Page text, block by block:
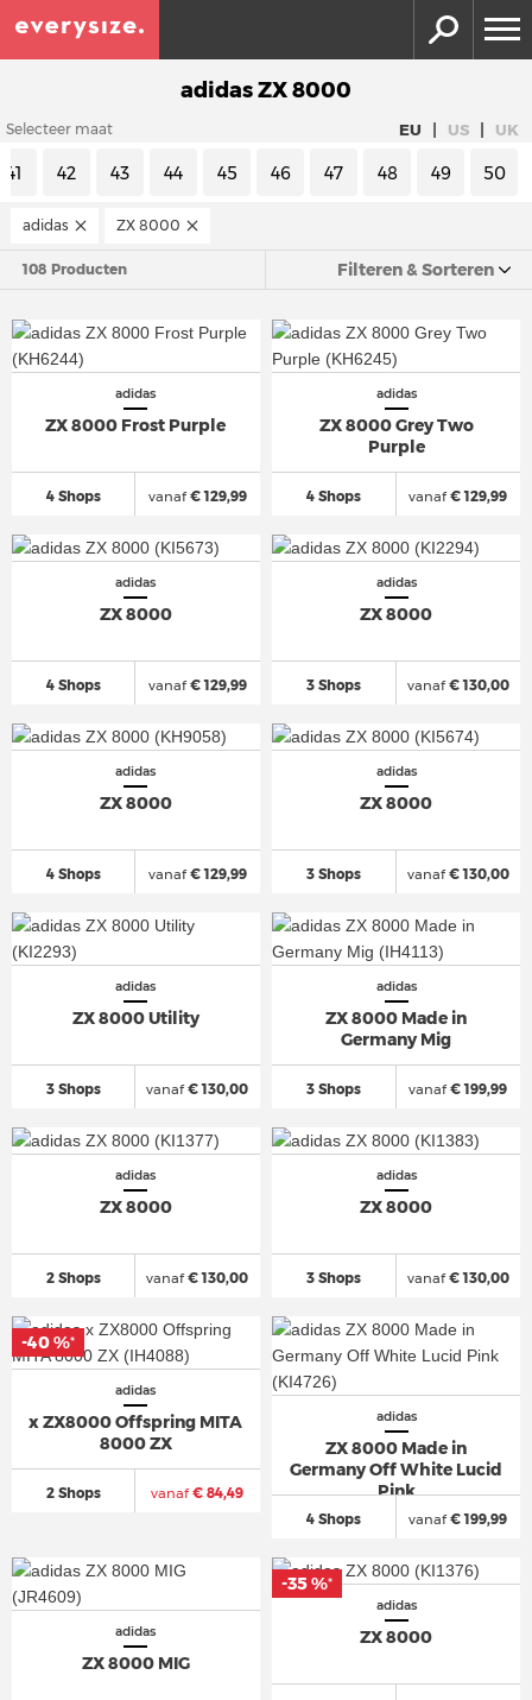
adidas ZX 8000
Selecteer maat EU | US | UK
41 42 43 44 45 46 47 48 49 50
adidas ZX 8000
108 Producten Filteren & Sorteren
adidas
ZX 8000 Frost Purple
4 Shops vanaf€ 129,99
adidas
ZX 8000 Grey Two
Purple
4 Shops vanaf€ 129,99
adidas
ZX 8000
4 Shops vanaf€ 129,99
adidas
ZX 8000
3 Shops vanaf€ 130,00
adidas
ZX 8000
4 Shops vanaf€ 129,99
adidas
ZX 8000
3 Shops vanaf€ 130,00
adidas
ZX 8000 Utility
3 Shops vanaf€ 130,00
adidas
ZX 8000 Made in
Germany Mig
3 Shops vanaf€ 199,99
adidas
ZX 8000
2 Shops vanaf€ 130,00
adidas
ZX 8000
3 Shops vanaf€ 130,00
adidas
x ZX8000 Offspring MITA
8000 ZX
2 Shops vanaf€ 84,49
-40 %*
adidas
ZX 8000 Made in
Germany Off White Lucid
Pink
4 Shops vanaf€ 199,99
adidas
ZX 8000 MIG
adidas
ZX 8000
-35 %*